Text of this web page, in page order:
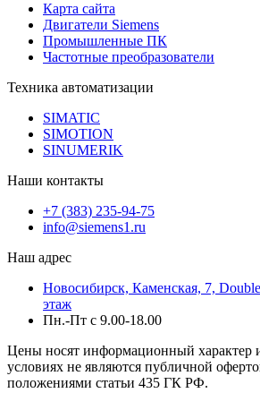
Карта сайта
Двигатели Siemens
Промышленные ПК
Частотные преобразователи
Техника автоматизации
SIMATIC
SIMOTION
SINUMERIK
Наши контакты
+7 (383) 235-94-75
info@siemens1.ru
Наш адрес
Новосибирск, Каменская, 7,
этаж
Пн.-Пт с 9.00-18.00
Цены носят информационный характер
условиях не являются публичной
положениями статьи 435 ГК РФ.